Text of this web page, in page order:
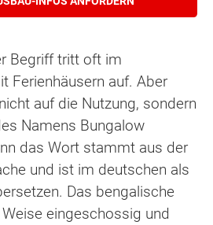
Begriff tritt oft im
Ferienhäusern auf. Aber
auf die Nutzung, sondern
Namens Bungalow
das Wort stammt aus der
und ist im deutschen als
Das bengalische
eingeschossig und